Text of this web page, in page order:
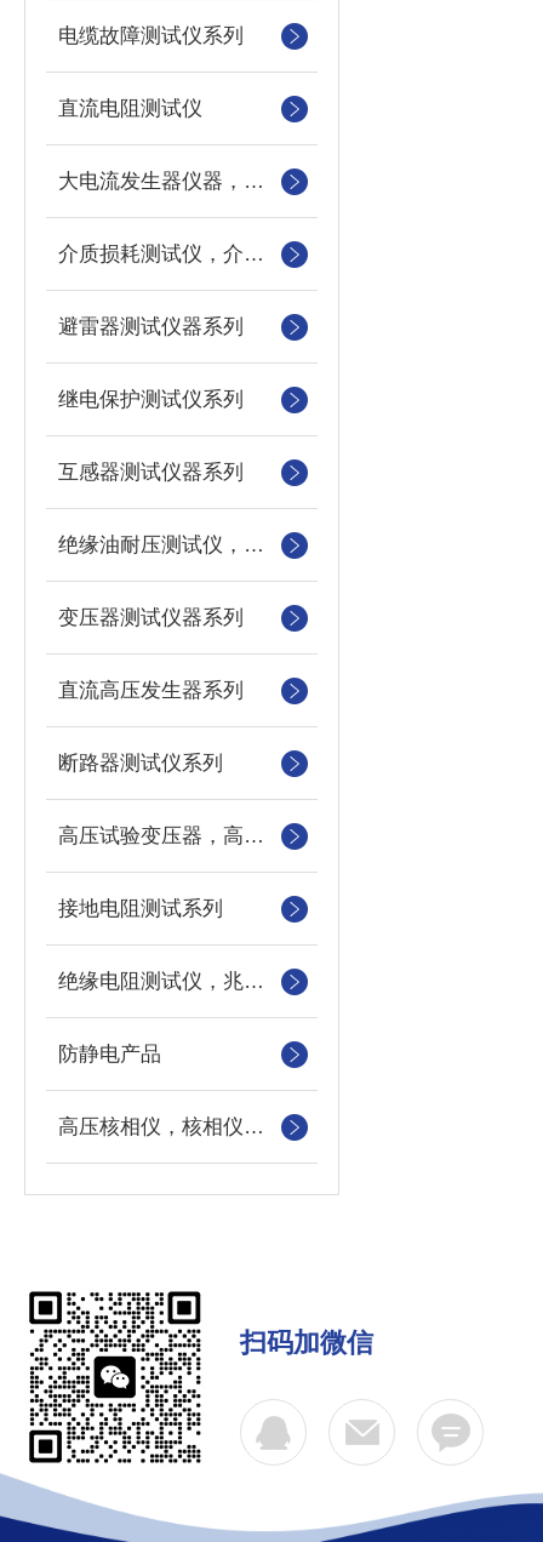
电缆故障测试仪系列
直流电阻测试仪
大电流发生器仪器，三相电流发生器，长时间大电流发生器
介质损耗测试仪，介损测试仪
避雷器测试仪器系列
继电保护测试仪系列
互感器测试仪器系列
绝缘油耐压测试仪，绝缘油介电强度测试仪，油杯
变压器测试仪器系列
直流高压发生器系列
断路器测试仪系列
高压试验变压器，高压测量仪，数字微安表
接地电阻测试系列
绝缘电阻测试仪，兆欧表，摇表，电动摇表
防静电产品
高压核相仪，核相仪，高压核相器，高压定向器
扫码加微信